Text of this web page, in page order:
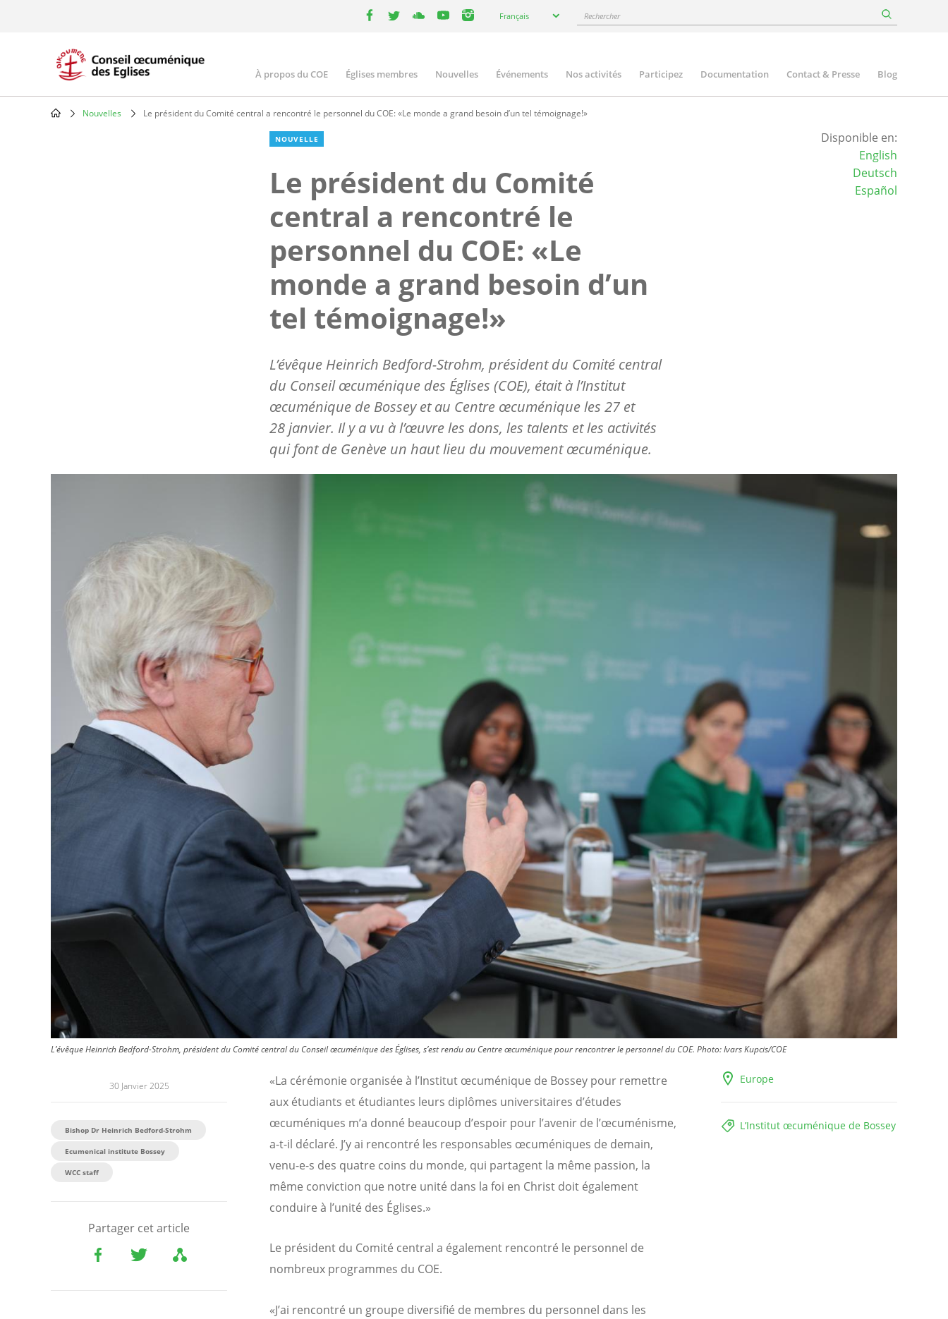
your
Français Rechercher
Main
navigation
À propos du COE Églises membres Nouvelles Événements Nos activités Participez Documentation Contact & Presse Blog
Nouvelles Le président du Comité central a rencontré le personnel du COE: «Le monde a grand besoin d’un tel témoignage!»
NOUVELLE
Le président du Comité
central a rencontré le
personnel du COE: «Le
monde a grand besoin d’un
tel témoignage!»
L’évêque Heinrich Bedford-Strohm, président du Comité central
du Conseil œcuménique des Églises (COE), était à l’Institut
œcuménique de Bossey et au Centre œcuménique les 27 et
28 janvier. Il y a vu à l’œuvre les dons, les talents et les activités
qui font de Genève un haut lieu du mouvement œcuménique.
Disponible en:
English
Deutsch
Español
L’évêque Heinrich Bedford-Strohm, président du Comité central du Conseil œcuménique des Églises, s’est rendu au Centre œcuménique pour rencontrer le personnel du COE. Photo:Ivars Kupcis/COE
30 Janvier 2025
Bishop Dr Heinrich Bedford-Strohm
Ecumenical institute Bossey
WCC staff
Partager cet article
Europe
L’Institut œcuménique de Bossey
«La cérémonie organisée à l’Institut œcuménique de Bossey pour remettre
aux étudiants et étudiantes leurs diplômes universitaires d’études
œcuméniques m’a donné beaucoup d’espoir pour l’avenir de l’œcuménisme,
a-t-il déclaré. J’y ai rencontré les responsables œcuméniques de demain,
venu-e-s des quatre coins du monde, qui partagent la même passion, la
même conviction que notre unité dans la foi en Christ doit également
conduire à l’unité des Églises.»
Le président du Comité central a également rencontré le personnel de
nombreux programmes du COE.
«J’ai rencontré un groupe diversifié de membres du personnel dans les